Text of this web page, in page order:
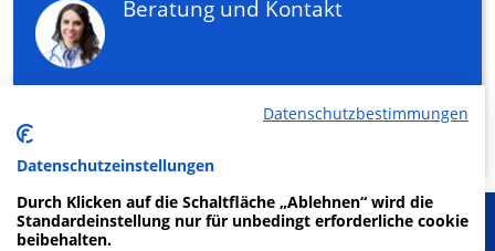
Beratung und Kontakt
KLINIKEN FINDEN
Start Für die Klinik Weitere Fachabteilungen
Datenschutzbestimmungen
Datenschutzeinstellungen
Durch Klicken auf die Schaltfläche „Ablehnen“ wird die
Standardeinstellung nur für unbedingt erforderliche cookie
beibehalten.